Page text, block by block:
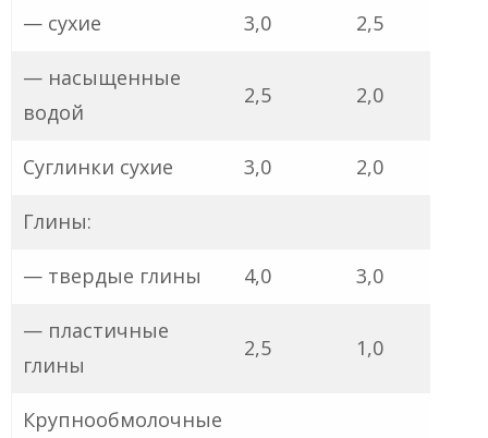
— сухие 3,0 2,5
— насыщенные
водой
2,5 2,0
Суглинки сухие 3,0 2,0
Глины:
— твердые глины 4,0 3,0
— пластичные
глины
2,5 1,0
Крупнообмолочные